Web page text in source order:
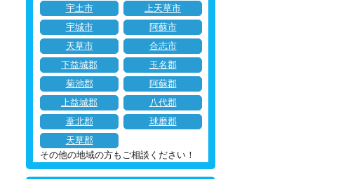
宇土市
上天草市
宇城市
阿蘇市
天草市
合志市
下益城郡
玉名郡
菊池郡
阿蘇郡
上益城郡
八代郡
葦北郡
球磨郡
天草郡
その他の地域の方もご相談ください！